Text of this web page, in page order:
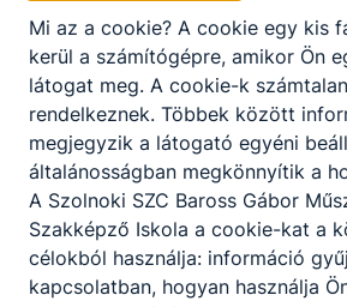
Partnereink
Mi az a cookie? A cookie egy kis
kerül a számítógépre, amikor Ön
látogat meg. A cookie-k
rendelkeznek. Többek között
megjegyzik a látogató egyéni
általánosságban megkönnyítik a
A Szolnoki SZC Baross Gábor
Szakképző Iskola a cookie-kat a
célokból használja: információ
kapcsolatban, hogyan használja